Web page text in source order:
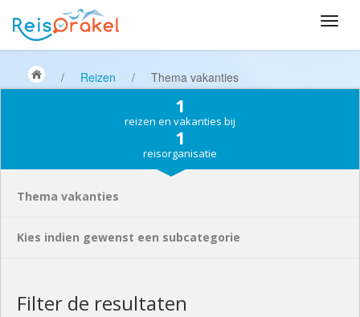
/ Reizen / Thema vakanties
1
reizen en vakanties bij
1
reisorganisatie
Thema vakanties
Kies indien gewenst een subcategorie
Filter de resultaten